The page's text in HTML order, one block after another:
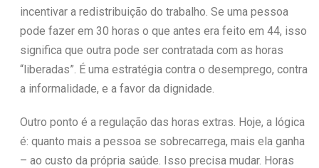
incentivar a redistribuição do trabalho. Se uma pessoa
pode fazer em 30 horas o que antes era feito em 44, isso
significa que outra pode ser contratada com as horas
“liberadas”. É uma estratégia contra o desemprego, contra
a informalidade, e a favor da dignidade.
Outro ponto é a regulação das horas extras. Hoje, a lógica
é: quanto mais a pessoa se sobrecarrega, mais ela ganha
– ao custo da própria saúde. Isso precisa mudar. Horas